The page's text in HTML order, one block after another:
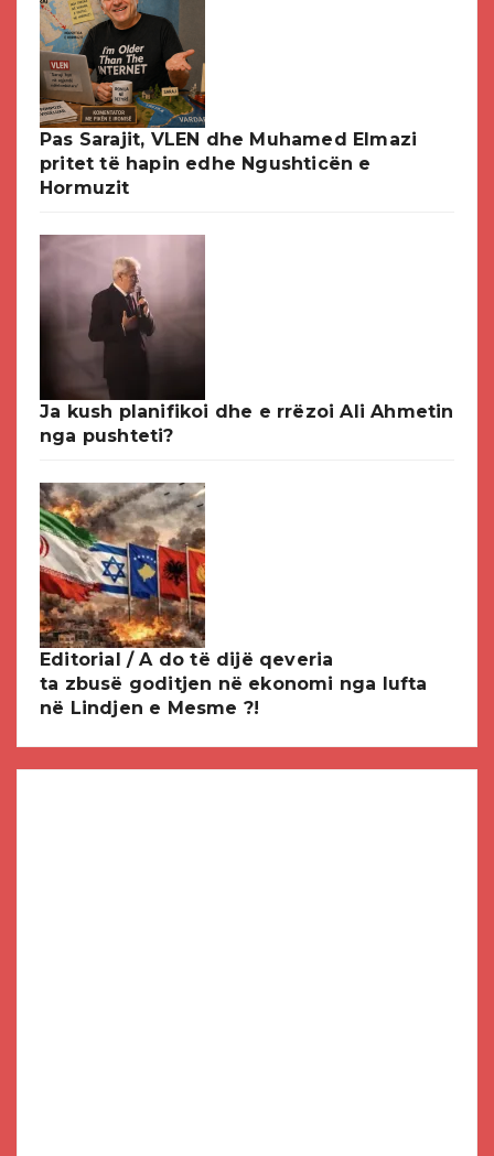
Pas Sarajit, VLEN dhe Muhamed Elmazi
pritet të hapin edhe Ngushticën e
Hormuzit
Ja kush planifikoi dhe e rrëzoi Ali Ahmetin
nga pushteti?
Editorial / A do të dijë qeveria
ta zbusë goditjen në ekonomi nga lufta
në Lindjen e Mesme ?!